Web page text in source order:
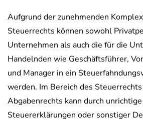
Aufgrund der zunehmenden
Steuerrechts können sowohl
Unternehmen als auch die für die
Handelnden wie Geschäftsführer,
und Manager in ein
werden. Im Bereich des
Abgabenrechts kann durch
Steuererklärungen oder sonstiger